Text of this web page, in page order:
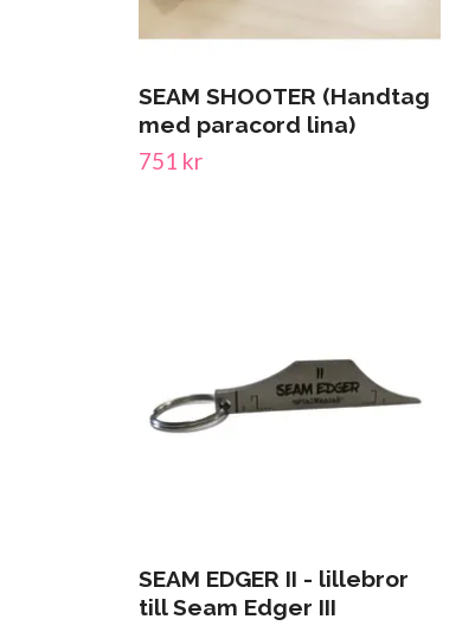
SEAM SHOOTER (Handtag
med paracord lina)
751 kr
SEAM EDGER II - lillebror
till Seam Edger III